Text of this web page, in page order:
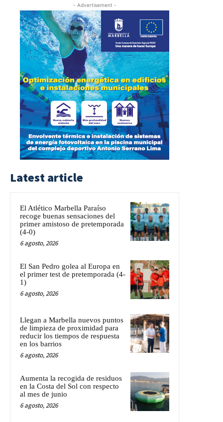
- Advertisement -
Latest article
El Atlético Marbella Paraíso
recoge buenas sensaciones del
primer amistoso de pretemporada
(4-0)
6 agosto, 2026
El San Pedro golea al Europa en
el primer test de pretemporada (4-
1)
6 agosto, 2026
Llegan a Marbella nuevos puntos
de limpieza de proximidad para
reducir los tiempos de respuesta
en los barrios
6 agosto, 2026
Aumenta la recogida de residuos
en la Costa del Sol con respecto
al mes de junio
6 agosto, 2026